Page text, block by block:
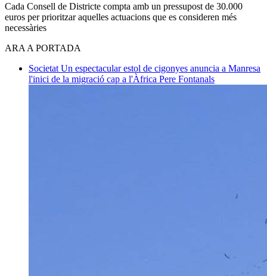
Cada Consell de Districte compta amb un pressupost de 30.000
euros per prioritzar aquelles actuacions que es consideren més
necessàries
ARA A PORTADA
Societat Un espectacular estol de cigonyes anuncia a Manresa
l'inici de la migració cap a l'Àfrica Pere Fontanals